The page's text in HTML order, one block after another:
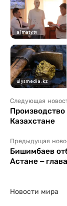
Следующая
Производство
Казахстане
Предыдущая
Бишимбаев
Астане –
Новости мира